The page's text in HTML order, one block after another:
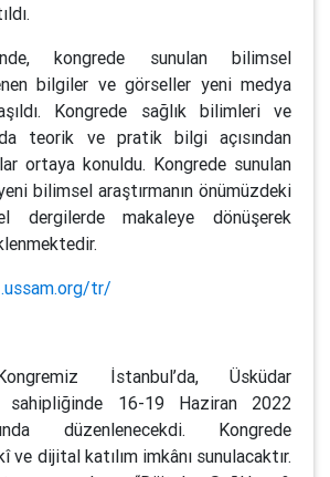
kongrede sunulan bilimsel
bilgiler ve görseller yeni medya
Kongrede sağlık bilimleri ve
teorik ve pratik bilgi açısından
ortaya konuldu. Kongrede sunulan
bilimsel araştırmanın önümüzdeki
dergilerde makaleye dönüşerek
tr/
İstanbul’da, Üsküdar
sahipliğinde 16-19 Haziran 2022
düzenlenecekdi. Kongrede
ve dijital katılım imkânı sunulacaktır.